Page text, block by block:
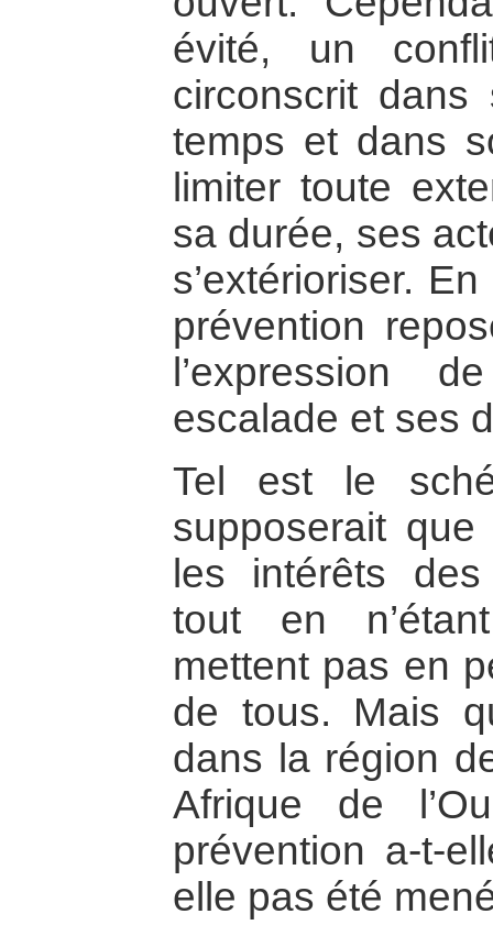
évité, un
circonscrit
temps et dans
limiter toute
sa durée, ses
s’extérioriser.
prévention
l’expression
escalade et ses
Tel est le
supposerait
les intérêts
tout en
mettent pas en
de tous. Mais
dans la région
Afrique de
prévention a-t-
elle pas été